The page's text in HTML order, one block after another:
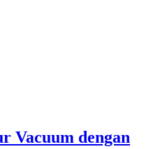
Vacuum dengan